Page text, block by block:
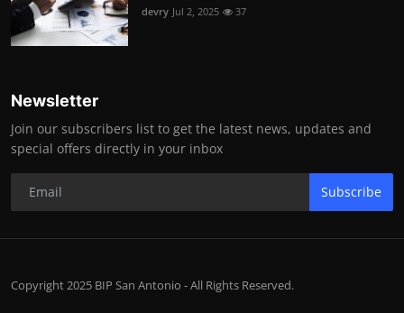
devry Jul 2, 2025 37
Newsletter
Join our subscribers list to get the latest news, updates and
special offers directly in your inbox
Subscribe
Copyright 2025 BIP San Antonio - All Rights Reserved.